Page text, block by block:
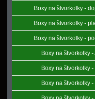
Boxy na štvorkolky -
Boxy na štvorkolky -
Boxy na štvorkolky -
Boxy na štvorkolky -
Boxy na štvorkolky -
Boxy na štvorkolky -